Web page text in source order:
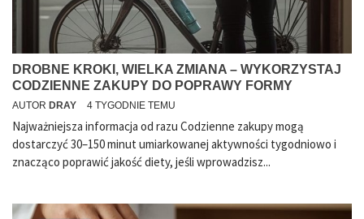
DROBNE KROKI, WIELKA ZMIANA – WYKORZYSTAJ
CODZIENNE ZAKUPY DO POPRAWY FORMY
AUTOR DRAY 4 TYGODNIE TEMU
Najważniejsza informacja od razu Codzienne zakupy mogą
dostarczyć 30–150 minut umiarkowanej aktywności tygodniowo i
znacząco poprawić jakość diety, jeśli wprowadzisz...